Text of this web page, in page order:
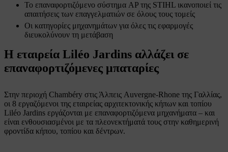
Το επαναφορτιζόμενο σύστημα AP της STIHL ικανοποιεί τις
απαιτήσεις των επαγγελματιών σε όλους τους τομείς
Οι κατηγορίες μηχανημάτων για όλες τις εφαρμογές
διευκολύνουν τη μετάβαση
Η εταιρεία Liléo Jardins αλλάζει σε
επαναφορτιζόμενες μπαταρίες
Στην περιοχή Chambéry στις Άλπεις Auvergne-Rhone της Γαλλίας,
οι 8 εργαζόμενοι της εταιρείας αρχιτεκτονικής κήπων και τοπίου
Liléo Jardins εργάζονται με επαναφορτιζόμενα μηχανήματα – και
είναι ενθουσιασμένοι με τα πλεονεκτήματά τους στην καθημερινή
φροντίδα κήπου, τοπίου και δέντρων.